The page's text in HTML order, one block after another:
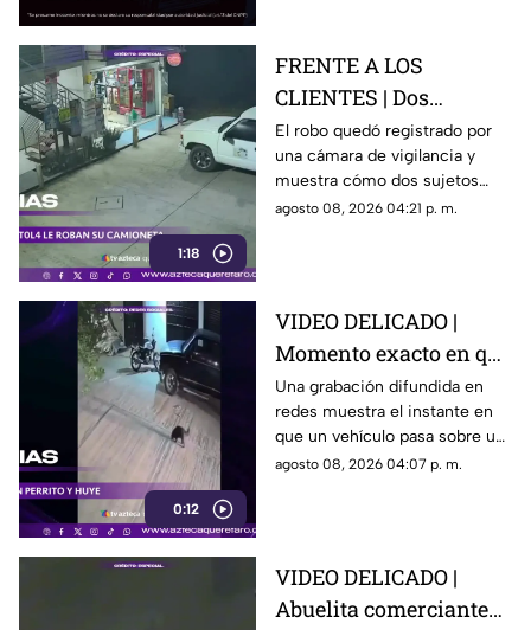
1:18
FRENTE A LOS
CLIENTES | Dos
hombres enc4ñonan a
conductor y se llevan
su camioneta
El robo quedó registrado por
una cámara de vigilancia y
muestra cómo dos sujetos
obligaron a un conductor y a
agosto 08, 2026 04:21 p. m.
0:12
VIDEO DELICADO |
Momento exacto en que
camioneta atropella a
un perro y conductor
escapa
Una grabación difundida en
redes muestra el instante en
que un vehículo pasa sobre un
perro y continúa su camino sin
agosto 08, 2026 04:07 p. m.
VIDEO DELICADO |
Abuelita comerciante